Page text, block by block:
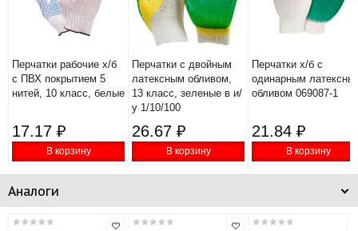
Перчатки рабочие х/б
с ПВХ покрытием 5
нитей, 10 класс, белые
17.17 ₽
В корзину
Перчатки с двойным
латексным обливом,
13 класс, зеленые в и/
у 1/10/100
26.67 ₽
В корзину
Перчатки х/б с
одинарным
обливом 069087-1
21.84 ₽
В корзину
Аналоги